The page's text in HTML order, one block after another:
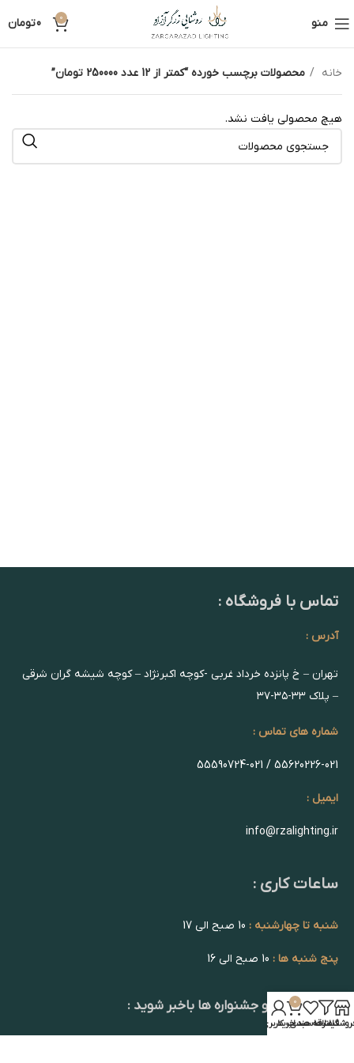
منو 0
0تومان
خانه محصولات برچسب خورده “کمتر از 12 عدد 250000 تومان”
هیچ محصولی یافت نشد.
تماس با فروشگاه :
آدرس :
تهران – خ پانزده خرداد غربی -کوچه اکبرنژاد – کوچه شیشه گران شرقی
– پلاک ۳۳-۳۵-۳۷
شماره های تماس :
55620226-021 / 55590724-021
ایمیل :
info@rzalighting.ir
ساعات کاری :
شنبه تا چهارشنبه :
پنج شنبه ها :
از تخفیف ها و جشنواره ها باخبر شوید :
فیلترها
علاقه مندی
0
سبد خرید
حساب کاربری من